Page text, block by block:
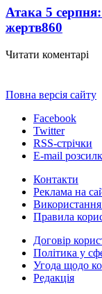
Атака 5 серпня:
жертв860
Читати коментарі
Повна версія сайту
Facebook
Twitter
RSS-стрічки
E-mail
Контакти
Реклама на
Використання
Правила
Договір
Політика у
Угода щодо
Редакція